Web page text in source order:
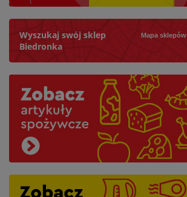
Wyszukaj swój sklep
Biedronka
Mapa sklepów
Szukaj
Najbliższy: